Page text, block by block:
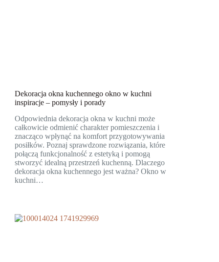
Dekoracja okna kuchennego okno w kuchni
inspiracje – pomysły i porady
Odpowiednia dekoracja okna w kuchni może
całkowicie odmienić charakter pomieszczenia i
znacząco wpłynąć na komfort przygotowywania
posiłków. Poznaj sprawdzone rozwiązania, które
połączą funkcjonalność z estetyką i pomogą
stworzyć idealną przestrzeń kuchenną. Dlaczego
dekoracja okna kuchennego jest ważna? Okno w
kuchni…